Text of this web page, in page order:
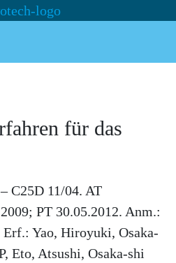
für das
C25D 11/04. AT
PT 30.05.2012. Anm.:
Erf.: Yao, Hiroyuki, Osaka-
Eto, Atsushi, Osaka-shi